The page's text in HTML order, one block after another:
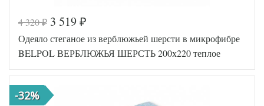
Код товара
517-855
Артикул
AL4607048
005606
Длина
(1,5-сп)
Сезонность
Наполнитель
4 320₽ 3 519 ₽
Одеяло стеганое из верблюжьей шерсти в микрофибре
BELPOL ВЕРБЛЮЖЬЯ ШЕРСТЬ 200х220 теплое
-32%